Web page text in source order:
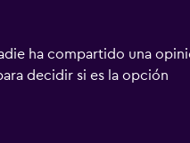
ha compartido una
decidir si es la opción